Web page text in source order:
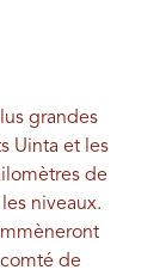
grandes
Uinta et les
de
niveaux.
de